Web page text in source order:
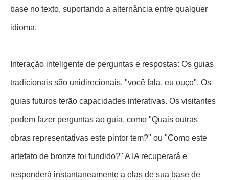
base no texto, suportando a alternância entre qualquer
idioma.
Interação inteligente de perguntas e respostas: Os guias
tradicionais são unidirecionais, "você fala, eu ouço". Os
guias futuros terão capacidades interativas. Os visitantes
podem fazer perguntas ao guia, como "Quais outras
obras representativas este pintor tem?" ou "Como este
artefato de bronze foi fundido?" A IA recuperará e
responderá instantaneamente a elas de sua base de